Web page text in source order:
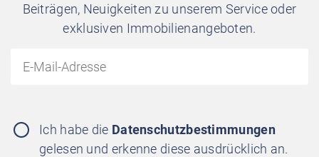
Beiträgen, Neuigkeiten zu unserem Service oder
exklusiven Immobilienangeboten.
Ich habe die Datenschutzbestimmungen
gelesen und erkenne diese ausdrücklich an.